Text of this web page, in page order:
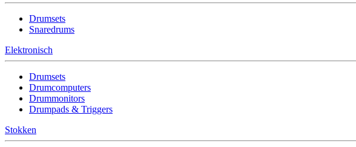
Drumsets
Snaredrums
Elektronisch
Drumsets
Drumcomputers
Drummonitors
Drumpads & Triggers
Stokken